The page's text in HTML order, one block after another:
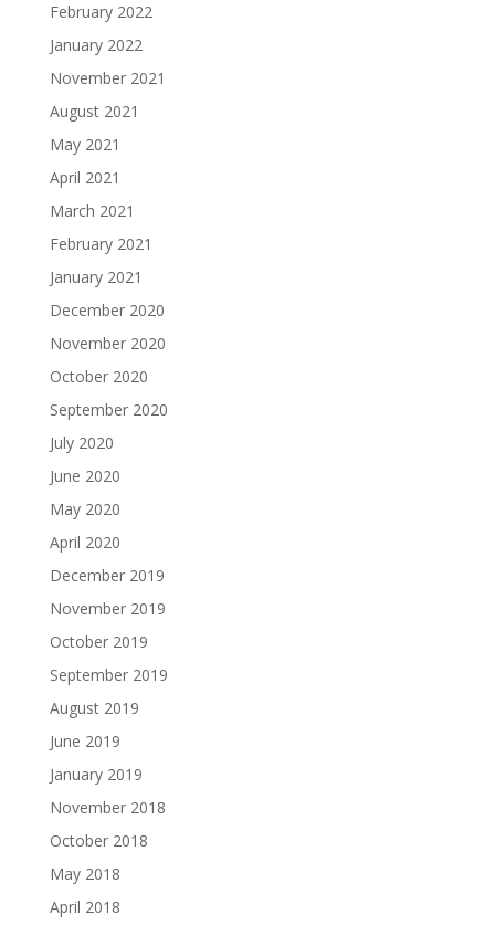
February 2022
January 2022
November 2021
August 2021
May 2021
April 2021
March 2021
February 2021
January 2021
December 2020
November 2020
October 2020
September 2020
July 2020
June 2020
May 2020
April 2020
December 2019
November 2019
October 2019
September 2019
August 2019
June 2019
January 2019
November 2018
October 2018
May 2018
April 2018